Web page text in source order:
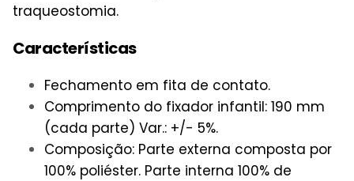
traqueostomia.
Características
Fechamento em fita de contato.
Comprimento do fixador infantil: 190 mm
(cada parte) Var.: +/- 5%.
Composição: Parte externa composta por
100% poliéster. Parte interna 100% de